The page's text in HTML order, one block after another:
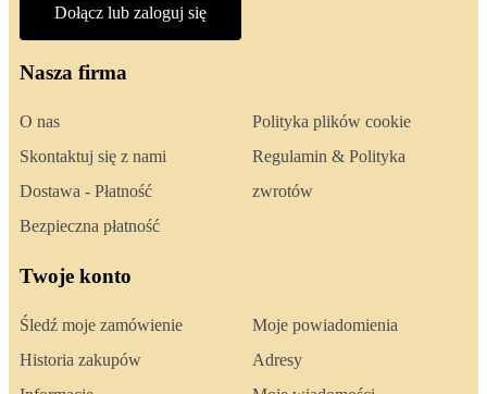
Dołącz lub zaloguj się
Nasza firma
O nas
Skontaktuj się z nami
Dostawa - Płatność
Bezpieczna płatność
Polityka plików cookie
Regulamin & Polityka
zwrotów
Twoje konto
Śledź moje zamówienie
Historia zakupów
Moje powiadomienia
Adresy